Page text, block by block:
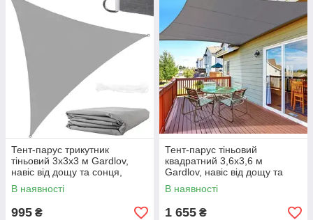
Тент-парус трикутник
тіньовий 3х3х3 м Gardlov,
навіс від дощу та сонця,
Сірий (23147)
В наявності
995 ₴
Тент-парус тіньовий
квадратний 3,6х3,6 м
Gardlov, навіс від дощу та
сонця, Сірий (23164)
В наявності
1 655 ₴